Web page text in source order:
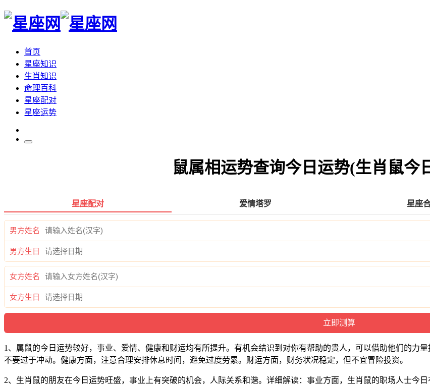
首页
星座知识
生肖知识
命理百科
星座配对
星座运势
鼠属相运势查询今日运势(生肖鼠今
星座配对 爱情塔罗 星座
男方姓名
男方生日
女方姓名
女方生日
1、属鼠的今日运势较好，事业、爱情、健康和财运均有所提升。有机会结识到对你有帮助的贵人，可以借助他们的力
不要过于冲动。健康方面，注意合理安排休息时间，避免过度劳累。财运方面，财务状况稳定，但不宜冒险投资。
2、生肖鼠的朋友在今日运势旺盛，事业上有突破的机会，人际关系和谐。详细解读：事业方面，生肖鼠的职场人士今